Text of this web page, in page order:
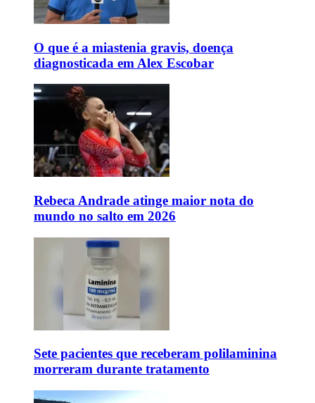
O que é a miastenia gravis, doença
diagnosticada em Alex Escobar
Rebeca Andrade atinge maior nota do
mundo no salto em 2026
Sete pacientes que receberam polilaminina
morreram durante tratamento